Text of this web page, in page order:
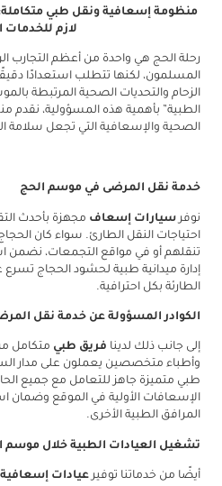
منظومة إسعافية ونقل طبي
لازم للخدمات
رحلة الحج هي واحدة من أعظم التجارب
المسلمون، لكنها تتطلب استعدادًا
الزحام والتحديات الصحية المرتبطة
الطبية” بأهمية هذه المسؤولية، نقدم
الصحية والإسعافية التي تجعل سلامة
خدمة نقل المرضى في موسم الحج
نوفر سيارات إسعاف مجهزة بأحدث
احتياجات النقل الطارئ. سواء كان
تنقلهم أو في مواقع التجمعات، نضمن
إدارة ميدانية طبية لحشود الحجاج تسرع
الطارئة بكل احترافية.
الكوادر المسؤولة عن خدمة نقل
إلى جانب ذلك لدينا فريق طبي متكامل
وأطباء متخصصين يعملون على مدار
طبي متميزة جاهز للتعامل مع جميع
الإسعافات الأولية في الموقع وضمان
المرافق الطبية الأخرى.
تشغيل العيادات الطبية خلال موسم
أيضًا من خدماتنا توفيرعيادات إسعافية